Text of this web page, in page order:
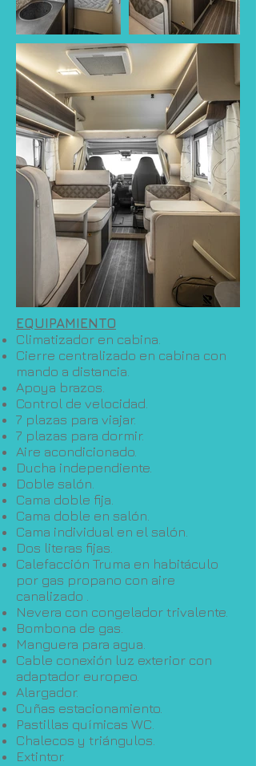
EQUIPAMIENTO
Climatizador en cabina.
Cierre centralizado en cabina con
mando a distancia.
Apoya brazos.
Control de velocidad.
7 plazas para viajar.
7 plazas para dormir.
Aire acondicionado.
Ducha independiente.
Doble salón.
Cama doble fija.
Cama doble en salón.
Cama individual en el salón.
Dos literas fijas.
Calefacción Truma en habitáculo
por gas propano con aire
canalizado .
Nevera con congelador trivalente.
Bombona de gas.
Manguera para agua.
Cable conexión luz exterior con
adaptador europeo.
Alargador.
Cuñas estacionamiento.
Pastillas químicas WC.
Chalecos y triángulos.
Extintor.